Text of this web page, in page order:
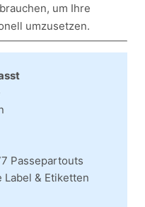
um Ihre
umzusetzen.
Passepartouts
& Etiketten